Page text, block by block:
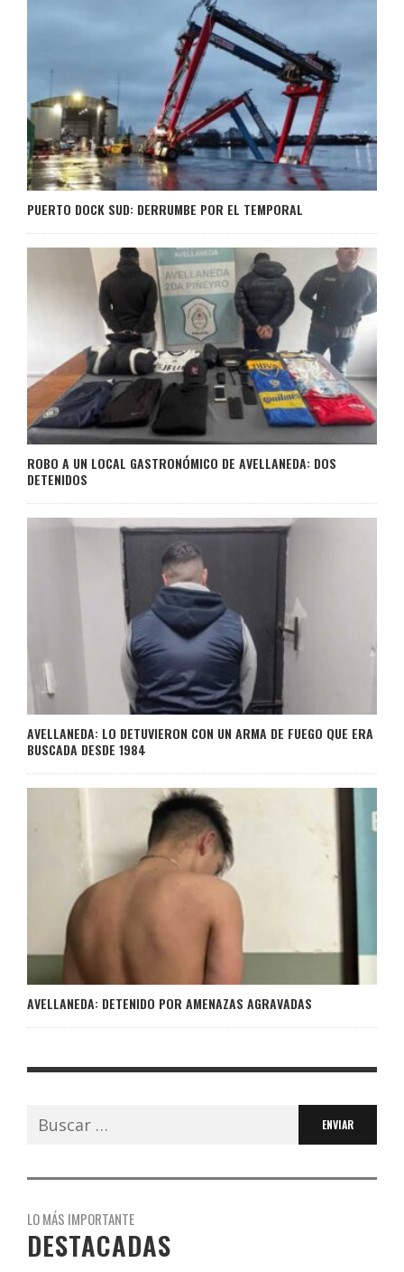
PUERTO DOCK SUD: DERRUMBE POR EL TEMPORAL
ROBO A UN LOCAL GASTRONÓMICO DE AVELLANEDA: DOS
DETENIDOS
AVELLANEDA: LO DETUVIERON CON UN ARMA DE FUEGO QUE ERA
BUSCADA DESDE 1984
AVELLANEDA: DETENIDO POR AMENAZAS AGRAVADAS
Buscar:
LO MÁS IMPORTANTE
DESTACADAS